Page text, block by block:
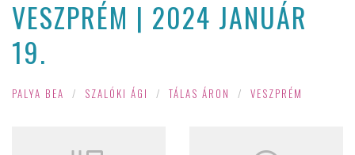
VESZPRÉM | 2024 JANUÁR
19.
PALYA BEA / SZALÓKI ÁGI / TÁLAS ÁRON / VESZPRÉM